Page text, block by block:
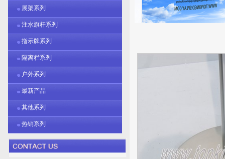
展架系列
注水旗杆系列
指示牌系列
隔离栏系列
户外系列
最新产品
其他系列
热销系列